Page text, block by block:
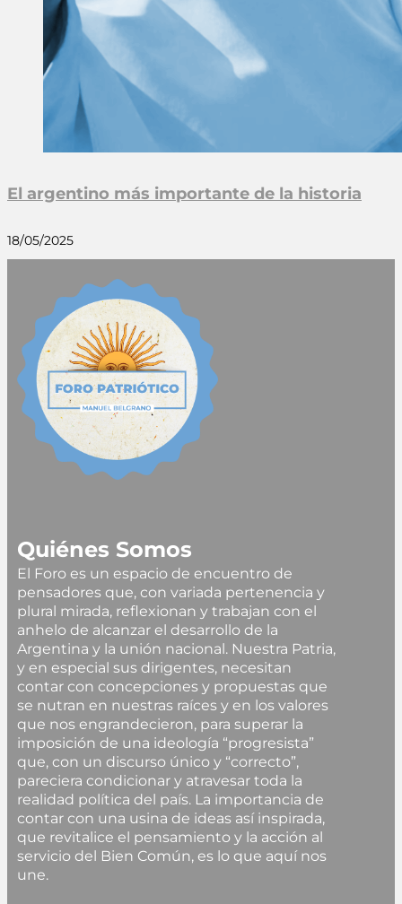
El argentino más importante de la historia
18/05/2025
Quiénes Somos
El Foro es un espacio de encuentro de
pensadores que, con variada pertenencia y
plural mirada, reflexionan y trabajan con el
anhelo de alcanzar el desarrollo de la
Argentina y la unión nacional. Nuestra Patria,
y en especial sus dirigentes, necesitan
contar con concepciones y propuestas que
se nutran en nuestras raíces y en los valores
que nos engrandecieron, para superar la
imposición de una ideología “progresista”
que, con un discurso único y “correcto”,
pareciera condicionar y atravesar toda la
realidad política del país. La importancia de
contar con una usina de ideas así inspirada,
que revitalice el pensamiento y la acción al
servicio del Bien Común, es lo que aquí nos
une.